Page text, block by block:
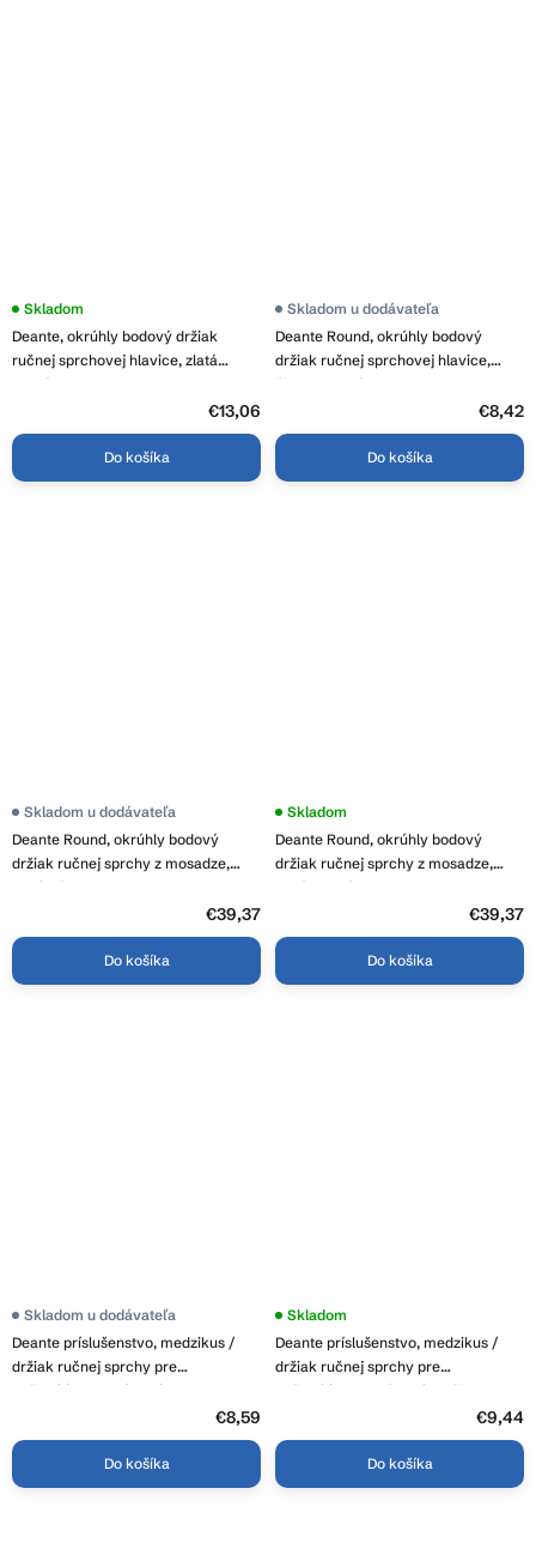
Deante, okrúhly bodový držiak
ručnej sprchovej hlavice, zlatá
lesklá, DEA-ANO_Z21U
Skladom
€13,06
Do košíka
Deante Round, okrúhly bodový
držiak ručnej sprchovej hlavice,
čierna matná, DEA-ANO_N21U
Skladom u dodávateľa
€8,42
Do košíka
Deante Round, okrúhly bodový
držiak ručnej sprchy z mosadze,
oceľová, DEA-ANR_F21U
Skladom u dodávateľa
€39,37
Do košíka
Deante Round, okrúhly bodový
držiak ručnej sprchy z mosadze,
zlatá matná, DEA-ANR_R21U
Skladom
€39,37
Do košíka
Deante príslušenstvo, medzikus /
držiak ručnej sprchy pre
vaňovú/sprchovú batériu,
Skladom u dodávateľa
€8,59
Do košíka
Deante príslušenstvo, medzikus /
držiak ručnej sprchy pre
vaňovú/sprchovú batériu, čierna
Skladom
€9,44
Do košíka